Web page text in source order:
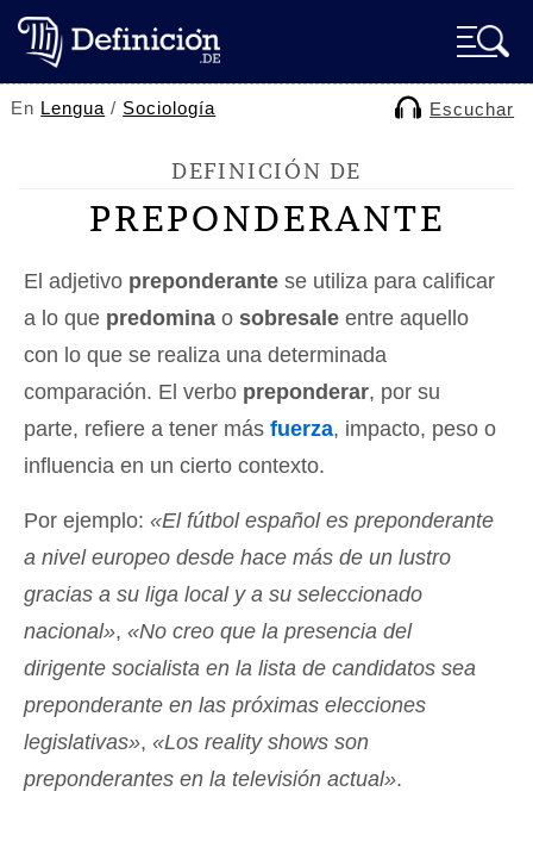
En Lengua / Sociología Escuchar
DEFINICIÓN DE
PREPONDERANTE
El adjetivo preponderante se utiliza para calificar
a lo que predomina o sobresale entre aquello
con lo que se realiza una determinada
comparación. El verbo preponderar, por su
parte, refiere a tener más fuerza, impacto, peso o
influencia en un cierto contexto.
Por ejemplo: «El fútbol español es preponderante
a nivel europeo desde hace más de un lustro
gracias a su liga local y a su seleccionado
nacional», «No creo que la presencia del
dirigente socialista en la lista de candidatos sea
preponderante en las próximas elecciones
legislativas», «Los reality shows son
preponderantes en la televisión actual».